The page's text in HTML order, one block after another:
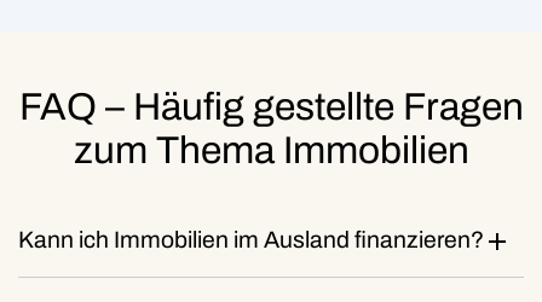
FAQ – Häufig gestellte Fragen
zum Thema Immobilien
Kann ich Immobilien im Ausland finanzieren?